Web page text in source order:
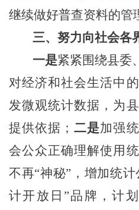
继续做好普查资料的管
三、努力向社会各
一是紧紧围绕县委
对经济和社会生活中
发微观统计数据，为
提供依据 ； 二是加强
会公众正确理解使用
不再“神秘”，增加统计
计开放日”品牌 ，计